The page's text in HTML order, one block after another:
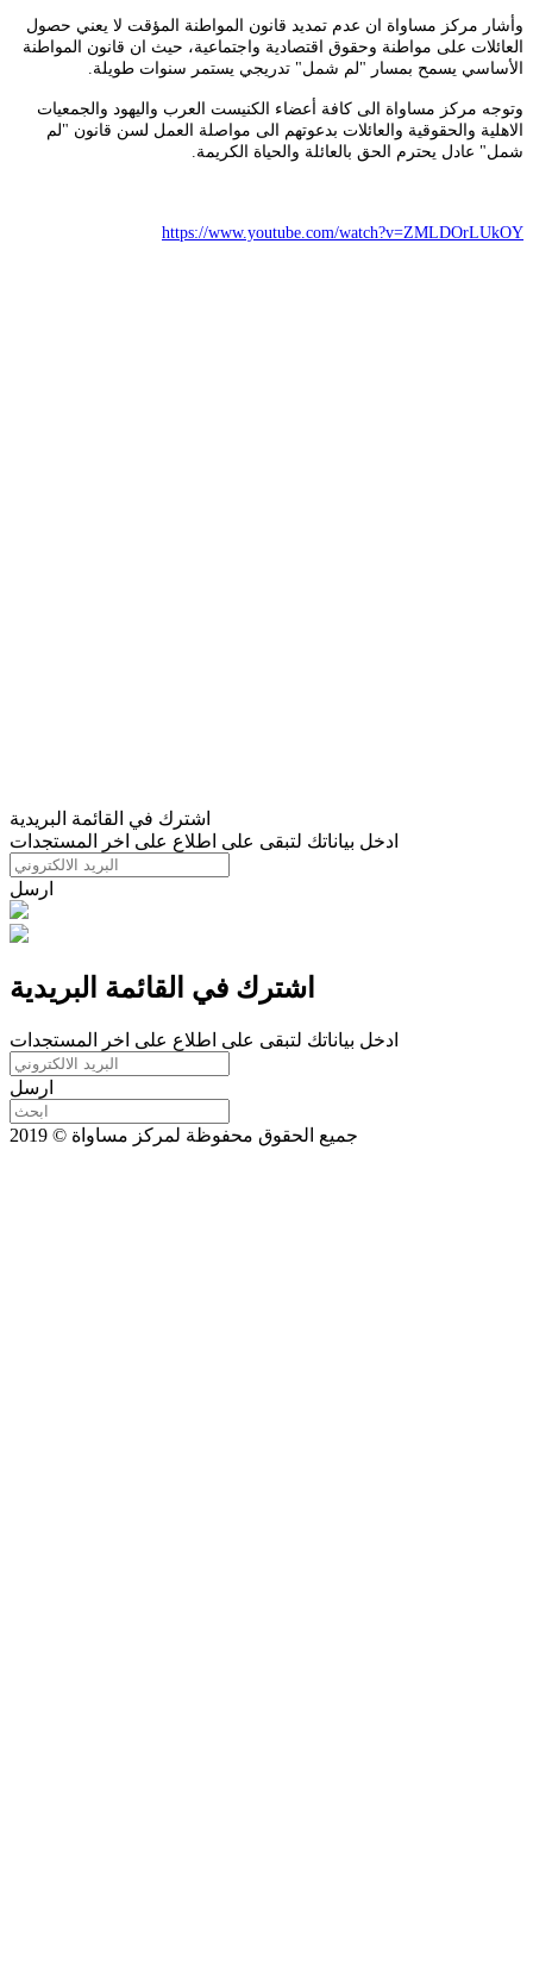
وأشار مركز مساواة ان عدم تمديد قانون المواطنة المؤقت لا يعني حصول
العائلات على مواطنة وحقوق اقتصادية واجتماعية، حيث ان قانون المواطنة
الأساسي يسمح بمسار "لم شمل" تدريجي يستمر سنوات طويلة
وتوجه مركز مساواة الى كافة أعضاء الكنيست العرب واليهود والجمعيات
الاهلية والحقوقية والعائلات بدعوتهم الى مواصلة العمل لسن قانون "لم
شمل" عادل يحترم الحق بالعائلة والحياة الكريمة
https://www.youtube.com/watch?v=ZMLDOrLUkOY
اشترك في القائمة البريدية
ادخل بياناتك لتبقى على اطلاع على اخر المستجدات
ارسل
اشترك في القائمة البريدية
ادخل بياناتك لتبقى على اطلاع على اخر المستجدات
ارسل
جميع الحقوق محفوظة لمركز مساواة © 2019